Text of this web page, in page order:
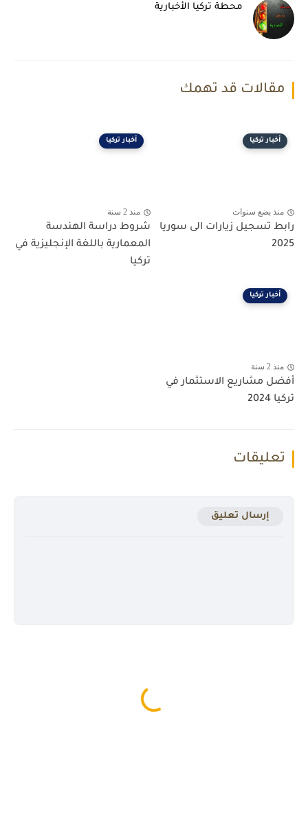
محطة تركيا الأخبارية
مقالات قد تهمك
أخبار تركيا
منذ بضع سنوات
رابط تسجيل زيارات الى سوريا
2025
أخبار تركيا
منذ 2 سنة
شروط دراسة الهندسة
المعمارية باللغة الإنجليزية في
تركيا
أخبار تركيا
منذ 2 سنة
أفضل مشاريع الاستثمار في
تركيا 2024
تعليقات
إرسال تعليق